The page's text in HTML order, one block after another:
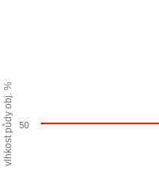
vlhkost půdy obj. % 50